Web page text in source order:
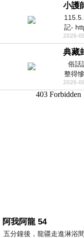
小護
記-
2026-
典藏
俗話
整得
人尋
2026-
阿我阿龍 54
五分鐘後，龍疆走進淋浴